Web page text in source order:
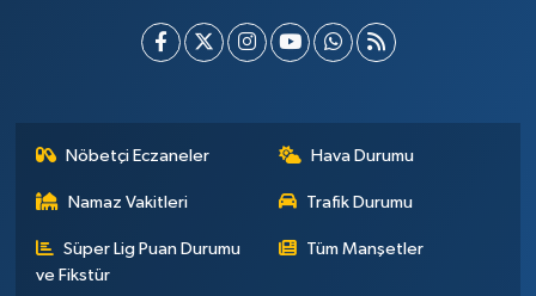
Nöbetçi Eczaneler Hava Durumu
Namaz Vakitleri Trafik Durumu
Süper Lig Puan Durumu
ve Fikstür
Tüm Manşetler